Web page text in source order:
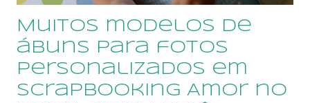
personalização pode ser feita em outras
combinações de colorido e temas à escolha da
cliente. Pode ser vendida em kits personalizados de
acordo com demais itens da p...
Muitos modelos de
ábuns para fotos
personalizados em
scrapbooking Amor no